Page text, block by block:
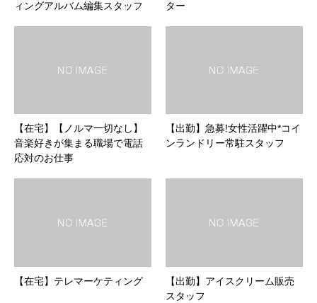
ィングアルバム編集スタッフ
ター
【在宅】【ノルマ一切なし】
音楽好きが集まる職場で電話
応対のお仕事
【出勤】急募!女性活躍中*コイ
ンランドリー常駐スタッフ
【在宅】テレマーケティング
【出勤】アイスクリーム販売
スタッフ